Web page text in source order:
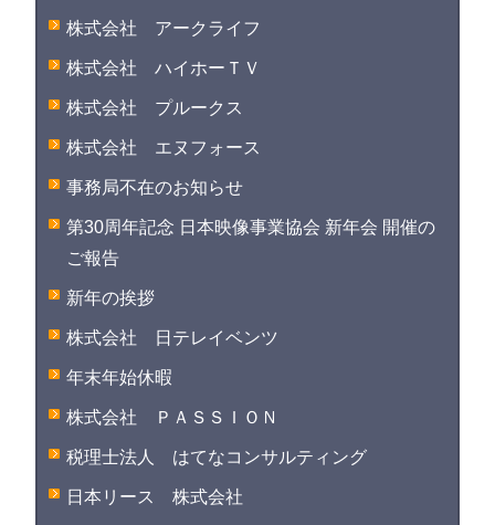
株式会社 アークライフ
株式会社 ハイホーＴＶ
株式会社 プルークス
株式会社 エヌフォース
事務局不在のお知らせ
第30周年記念 日本映像事業協会 新年会 開催の
ご報告
新年の挨拶
株式会社 日テレイベンツ
年末年始休暇
株式会社 ＰＡＳＳＩＯＮ
税理士法人 はてなコンサルティング
日本リース 株式会社